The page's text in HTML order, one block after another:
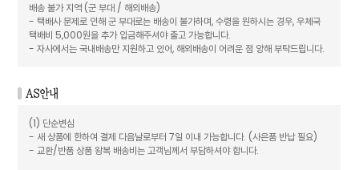
배송 불가 지역 (군 부대 / 해외배송)
- 택배사 문제로 인해 군 부대로는 배송이 불가하며, 수령을 원하시는 경우, 우체국
택배비 5,000원을 추가 입금해주셔야 출고 가능합니다.
- 자사에서는 국내배송만 지원하고 있어, 해외배송이 어려운 점 양해 부탁드립니다.
(1) 단순변심
- 새 상품에 한하여 결제 다음날로부터 7일 이내 가능합니다. (사은품 반납 필요)
- 교환/반품 상품 왕복 배송비는 고객님께서 부담하셔야 합니다.